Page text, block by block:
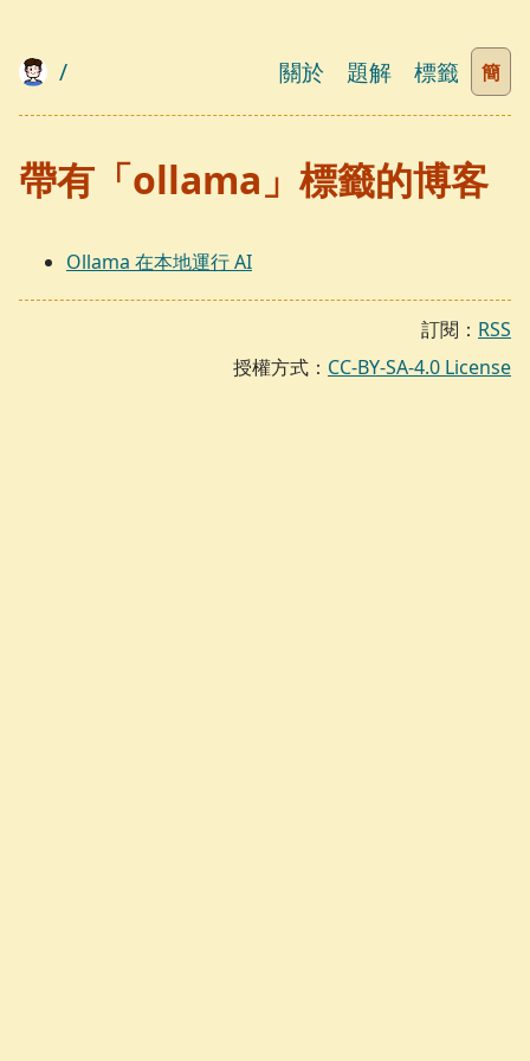
/ 關於 題解 標籤 簡
帶有「ollama」標籤的博客
Ollama 在本地運行 AI
訂閱： RSS
授權方式： CC-BY-SA-4.0 License